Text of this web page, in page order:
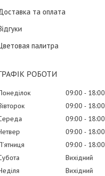
та оплата
палитра
РОБОТИ
09:00
18:00
09:00
18:00
09:00
18:00
09:00
18:00
09:00
18:00
Вихідний
Вихідний